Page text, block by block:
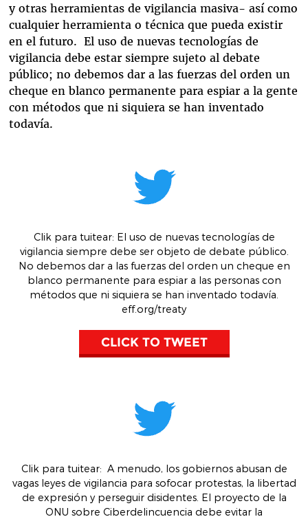
y otras herramientas de vigilancia masiva- así como
cualquier herramienta o técnica que pueda existir
en el futuro. El uso de nuevas tecnologías de
vigilancia debe estar siempre sujeto al debate
público; no debemos dar a las fuerzas del orden un
cheque en blanco permanente para espiar a la gente
con métodos que ni siquiera se han inventado
todavía.
Clik para tuitear: El uso de nuevas tecnologías de
vigilancia siempre debe ser objeto de debate público.
No debemos dar a las fuerzas del orden un cheque en
blanco permanente para espiar a las personas con
métodos que ni siquiera se han inventado todavía
eff.org/treaty
CLICK TO TWEET
Clik para tuitear: A menudo, los gobiernos abusan de
vagas leyes de vigilancia para sofocar protestas, la libertad
de expresión y perseguir disidentes. El proyecto de la
ONU sobre Ciberdelincuencia debe evitar la